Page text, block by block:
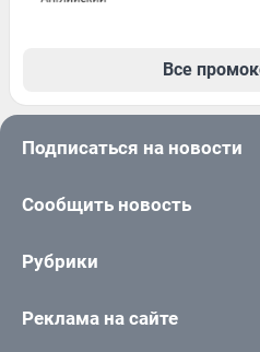
Все
Подписаться на новости
Сообщить новость
Рубрики
Реклама на сайте